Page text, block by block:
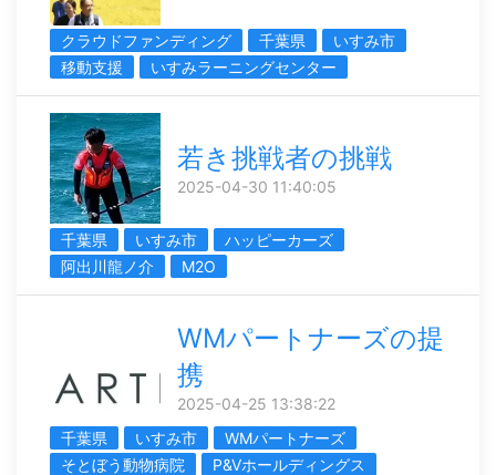
クラウドファンディング 千葉県
いすみ市
移動支援
いすみラーニングセンター
若き挑戦者の挑戦
2025-04-30 11:40:05
千葉県 いすみ市
ハッピーカーズ
阿出川龍ノ介
M2O
WMパートナーズの提
携
2025-04-25 13:38:22
千葉県
いすみ市
WMパートナーズ
そとぼう動物病院
P&Vホールディングス